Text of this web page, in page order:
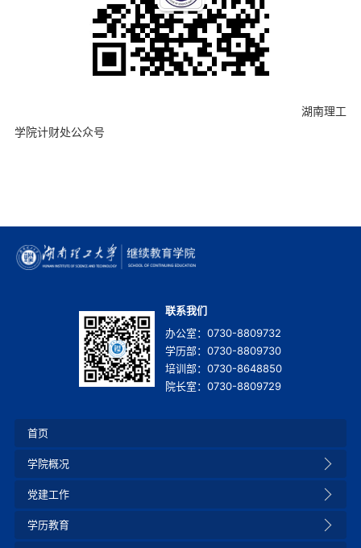
湖南理工
学院计财处公众号
联系我们
办公室：0730-8809732
学历部：0730-8809730
培训部：0730-8648850
院长室：0730-8809729
首页
学院概况
党建工作
学历教育